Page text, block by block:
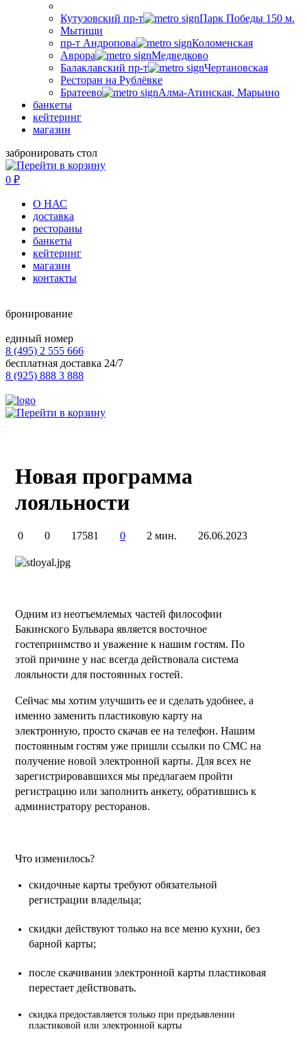
Кутузовский пр-т
Парк Победы 150 м.
Мытищи
пр-т Андропова
Коломенская
Аврора
Медведково
Балаклавский пр-т
Чертановская
Ресторан на Рублёвке
Братеево
Алма-Атинская, Марьино
банкеты
кейтеринг
магазин
забронировать стол
0 ₽
О НАС
доставка
рестораны
банкеты
кейтеринг
магазин
контакты
бронирование
единый номер
8 (495) 2 555 666
бесплатная доставка 24/7
8 (925) 888 3 888
Новая программа
лояльности
0 0 17581 0 2 мин. 26.06.2023
Одним из неотъемлемых частей философии
Бакинского Бульвара является восточное
гостеприимство и уважение к нашим гостям. По
этой причине у нас всегда действовала система
лояльности для постоянных гостей.
Сейчас мы хотим улучшить ее и сделать удобнее, а
именно заменить пластиковую карту на
электронную, просто скачав ее на телефон. Нашим
постоянным гостям уже пришли ссылки по СМС на
получение новой электронной карты. Для всех не
зарегистрировавшихся мы предлагаем пройти
регистрацию или заполнить анкету, обратившись к
администратору ресторанов.
Что изменилось?
скидочные карты требуют обязательной
регистрации владельца;
скидки действуют только на все меню кухни, без
барной карты;
после скачивания электронной карты пластиковая
перестает действовать.
скидка предоставляется только при предъявлении
пластиковой или электронной карты